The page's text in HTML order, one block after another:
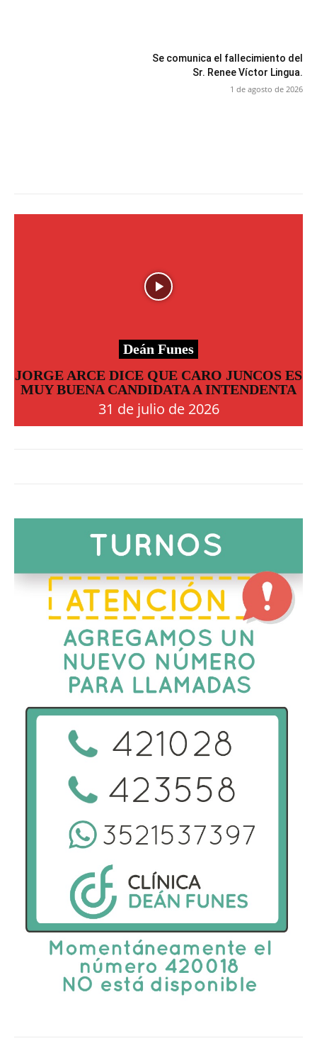
Se comunica el fallecimiento del
Sr. Renee Víctor Lingua.
1 de agosto de 2026
Deán Funes
JORGE ARCE DICE QUE CARO JUNCOS ES
MUY BUENA CANDIDATA A INTENDENTA
31 de julio de 2026